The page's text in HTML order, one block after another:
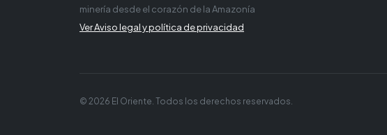
minería desde el corazón de la Amazonía
Ver Aviso legal y política de privacidad
© 2026 El Oriente. Todos los derechos reservados.